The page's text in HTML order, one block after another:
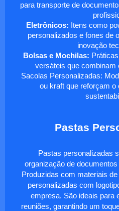
para transporte de
Eletrônicos: Itens como
personalizados e fones de
inovação
Bolsas e Mochilas:
versáteis que combinam
Sacolas Personalizadas:
ou kraft que reforçam
Pastas
Pastas personalizadas
organização de
Produzidas com materiais
personalizadas com
empresa. São ideais para
reuniões, garantindo um